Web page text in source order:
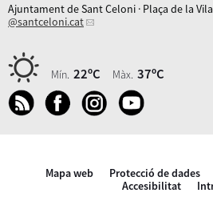
Ajuntament de Sant Celoni · Plaça de la Vila,
@santceloni.cat
Mín. 22ºC Màx. 37ºC
Mapa web Protecció de dades
Accesibilitat